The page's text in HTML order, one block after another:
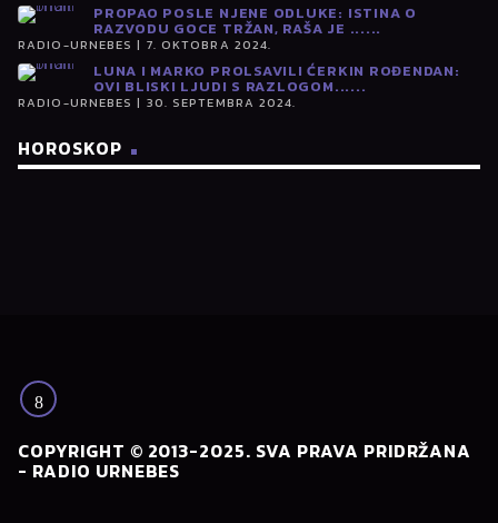
PROPAO POSLE NJENE ODLUKE: ISTINA O
RAZVODU GOCE TRŽAN, RAŠA JE ......
RADIO-URNEBES | 7. OKTOBRA 2024.
LUNA I MARKO PROLSAVILI ĆERKIN ROĐENDAN:
OVI BLISKI LJUDI S RAZLOGOM......
RADIO-URNEBES | 30. SEPTEMBRA 2024.
HOROSKOP
COPYRIGHT © 2013-2025. SVA PRAVA PRIDRŽANA
- RADIO URNEBES